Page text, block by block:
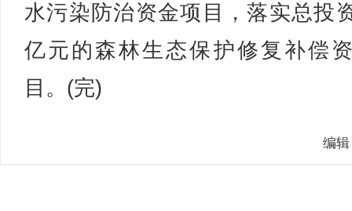
水污染防治资金项目，落实总投
亿元的森林生态保护修复补偿
目。(完)
编